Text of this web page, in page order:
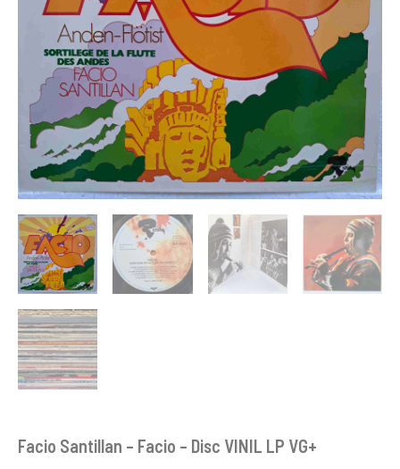
Facio Santillan – Facio – Disc VINIL LP VG+